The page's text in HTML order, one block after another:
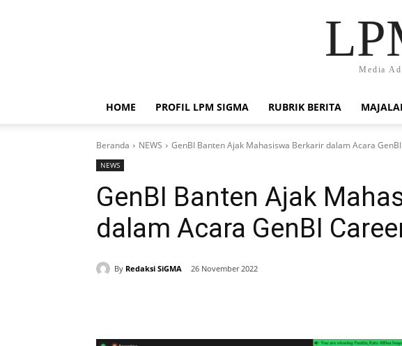
Media
HOME PROFIL LPM SIGMA RUBRIK BERITA
Beranda NEWS GenBI Banten Ajak Mahasiswa Berkarir dalam Acara
NEWS
GenBI Banten Ajak
dalam Acara GenBI
By Redaksi SiGMA 26 November 2022